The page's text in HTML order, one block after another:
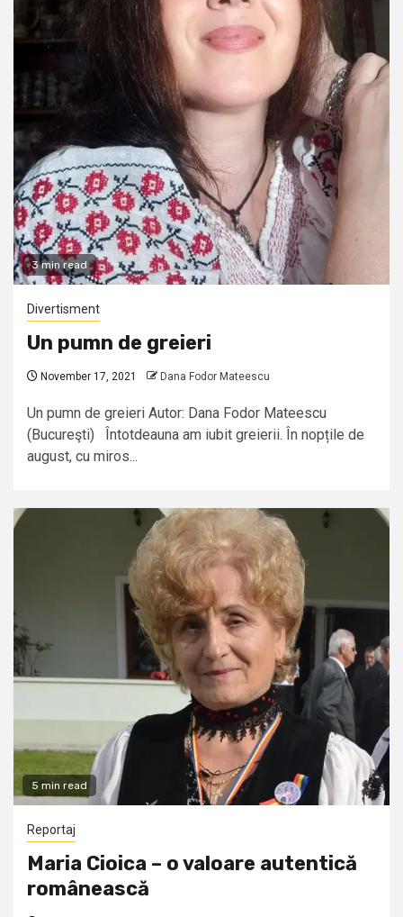
3 min read
Divertisment
Un pumn de greieri
November 17, 2021 Dana Fodor Mateescu
Un pumn de greieri Autor: Dana Fodor Mateescu
(Bucureşti) Întotdeauna am iubit greierii. În nopțile de
august, cu miros...
5 min read
Reportaj
Maria Cioica – o valoare autentică
românească